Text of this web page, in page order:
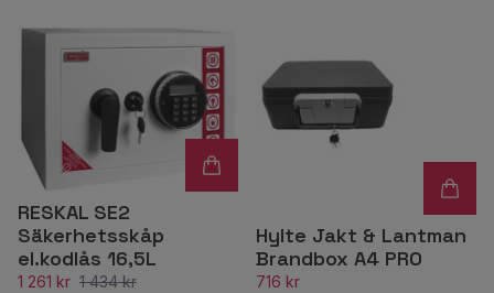
RESKAL SE2
Säkerhetsskåp
el.kodlås 16,5L
1 261 kr 1 434 kr
Hylte Jakt & Lantman
Brandbox A4 PRO
716 kr